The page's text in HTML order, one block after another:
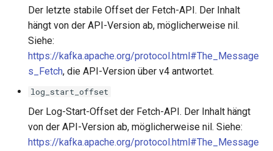
Der letzte stabile Offset der Fetch-API. Der Inhalt
hängt von der API-Version ab, möglicherweise nil.
Siehe:
https://kafka.apache.org/protocol.html#The_Message
s_Fetch, die API-Version über v4 antwortet.
log_start_offset
Der Log-Start-Offset der Fetch-API. Der Inhalt hängt
von der API-Version ab, möglicherweise nil. Siehe:
https://kafka.apache.org/protocol.html#The_Message